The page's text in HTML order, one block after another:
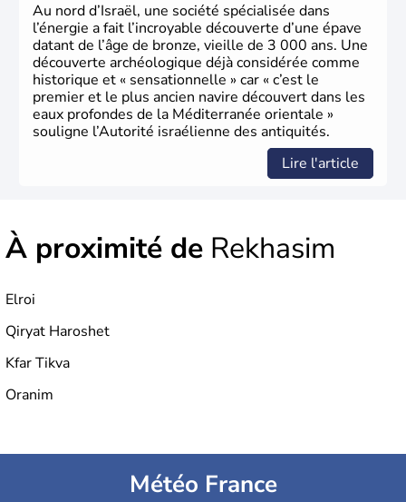
Au nord d’Israël, une société spécialisée dans
l’énergie a fait l’incroyable découverte d’une épave
datant de l’âge de bronze, vieille de 3 000 ans. Une
découverte archéologique déjà considérée comme
historique et « sensationnelle » car « c’est le
premier et le plus ancien navire découvert dans les
eaux profondes de la Méditerranée orientale »
souligne l’Autorité israélienne des antiquités.
Lire l'article
À proximité de Rekhasim
Elroi
Qiryat Haroshet
Kfar Tikva
Oranim
Météo France